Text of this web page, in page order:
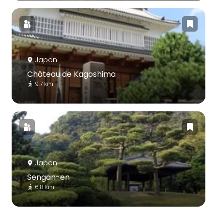
Japon
Château de Kagoshima
9.7 km
Japon
Sengan-en
6.8 km